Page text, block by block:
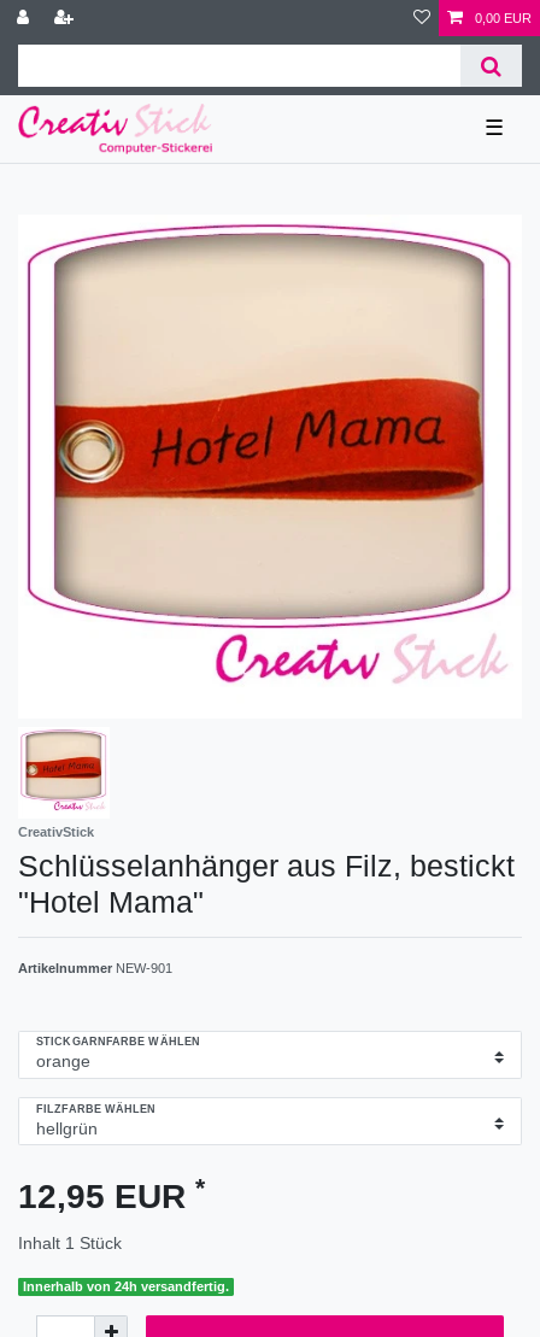
0,00 EUR
☰
CreativStick
Schlüsselanhänger aus Filz, bestickt
"Hotel Mama"
Artikelnummer NEW-901
STICKGARNFARBE WÄHLEN
FILZFARBE WÄHLEN
12,95 EUR *
Inhalt 1 Stück
Innerhalb von 24h versandfertig.